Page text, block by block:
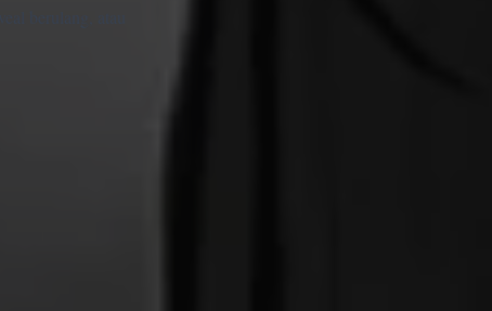
berulang, atau